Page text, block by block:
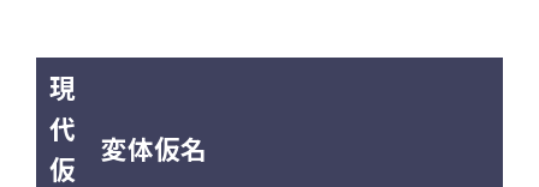
現
代
仮
変体仮名